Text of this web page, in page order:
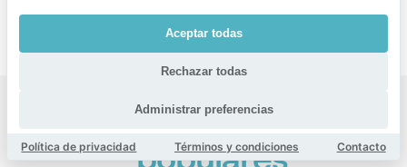
Zonas
Aceptar todas
Rechazar todas
Administrar preferencias
Política de privacidad Términos y condiciones Contacto